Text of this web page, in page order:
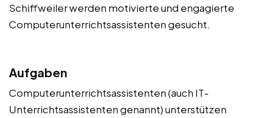
Schiffweiler werden motivierte und engagierte
Computerunterrichtsassistenten gesucht.
Aufgaben
Computerunterrichtsassistenten (auch IT-
Unterrichtsassistenten genannt) unterstützen